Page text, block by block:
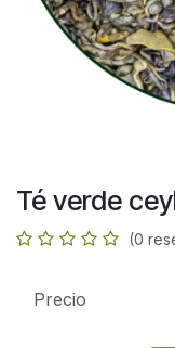
Té verde
(0
Precio